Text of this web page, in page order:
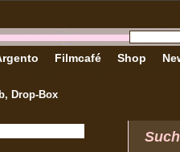
Drop-Box
Filmcafé Shop